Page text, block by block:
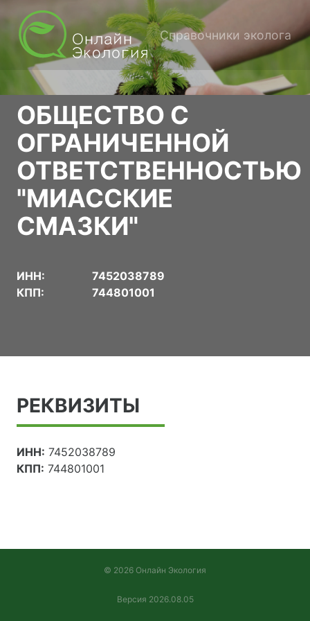
Справочники эколога
ОБЩЕСТВО С
ОГРАНИЧЕННОЙ
ОТВЕТСТВЕННОСТЬЮ
"МИАССКИЕ
СМАЗКИ"
ИНН:
7452038789
КПП:
744801001
РЕКВИЗИТЫ
ИНН: 7452038789
КПП: 744801001
© 2026 Онлайн Экология
Версия 2026.08.05